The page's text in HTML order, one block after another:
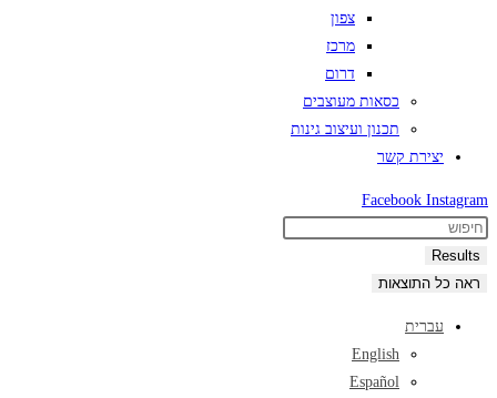
צפון
מרכז
דרום
כסאות מעוצבים
תכנון ועיצוב גינות
יצירת קשר
Facebook Instagram
Search
...
Results
ראה כל התוצאות
עברית
English
Español